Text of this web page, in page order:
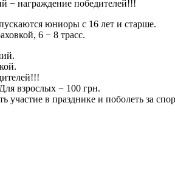
− награждение победителей!!!
юниоры с 16 лет и старше.
6 − 8 трасс.
взрослых − 100 грн.
в празднике и поболеть за